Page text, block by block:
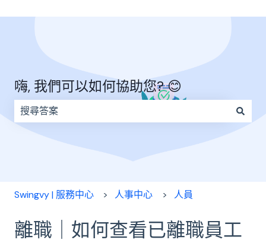
嗨, 我們可以如何協助您? 😊
因為搜尋欄位空白，因此沒有建議。
Swingvy | 服務中心 人事中心 人員
離職｜如何查看已離職員工